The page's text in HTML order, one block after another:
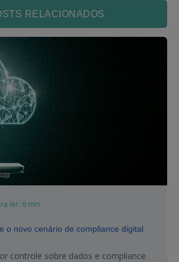
RELACIONADOS
ler: 6 min
o novo cenário de compliance digital
controle sobre dados e compliance